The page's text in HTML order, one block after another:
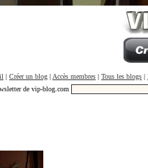
| Créer un blog | Accès membres | Tous les blogs |
de vip-blog.com